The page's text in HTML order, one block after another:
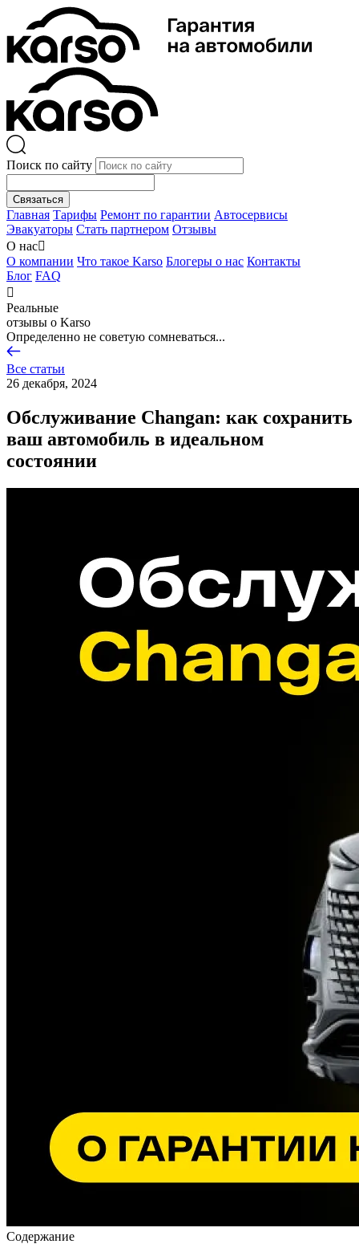
Поиск по сайту
Связаться
Главная Тарифы Ремонт по гарантии Автосервисы
Эвакуаторы Стать партнером Отзывы
О нас
О компании Что такое Karso Блогеры о нас Контакты
Блог FAQ

Реальные
отзывы о Karso
Определенно не советую сомневаться...
Все статьи
26 декабря, 2024
Обслуживание Changan: как сохранить
ваш автомобиль в идеальном
состоянии
Содержание